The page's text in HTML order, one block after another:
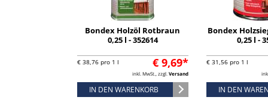
Bondex Holzöl Rotbraun
0,25 l - 352614
€ 9,69*
€ 38,76 pro 1 l
inkl. MwSt., zzgl. Versand
IN DEN WARENKORB
Bondex
0,25 l -
€ 31,56 pro 1 l
IN DEN